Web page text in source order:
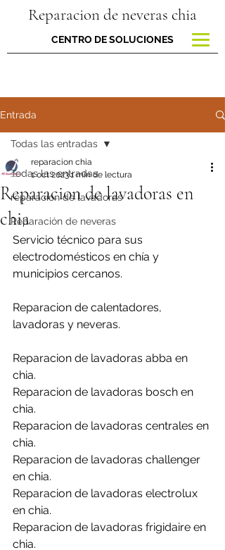
Reparacion de neveras chia
CENTRO DE SOLUCIONES
Entrada
Todas las entradas
reparacion de lavadoras
Reparación de neveras
Todas las entradas
Reparacion de lavadoras en
chia
reparacion chia
1 oct 20231 min de lectura
Servicio técnico para sus
electrodomésticos en chía y
municipios cercanos.
Reparacion de calentadores,
lavadoras y neveras.
Reparacion de lavadoras abba en
chia.
Reparacion de lavadoras bosch en
chia.
Reparacion de lavadoras centrales en
chia.
Reparacion de lavadoras challenger
en chia.
Reparacion de lavadoras electrolux
en chia.
Reparacion de lavadoras frigidaire en
chia.